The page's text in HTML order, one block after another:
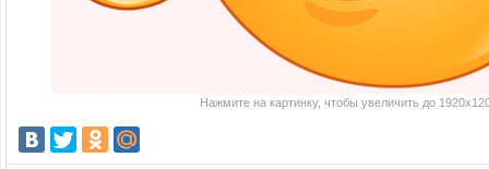
Нажмите на картинку, чтобы увеличить до